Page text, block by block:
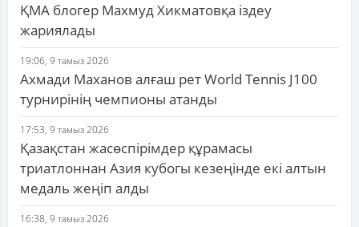
ҚМА блогер Махмуд Хикматовқа іздеу
жариялады
19:06, 9 тамыз 2026
Ахмади Маханов алғаш рет World Tennis J100
турнирінің чемпионы атанды
17:53, 9 тамыз 2026
Қазақстан жасөспірімдер құрамасы
триатлоннан Азия кубогы кезеңінде екі алтын
медаль жеңіп алды
16:38, 9 тамыз 2026